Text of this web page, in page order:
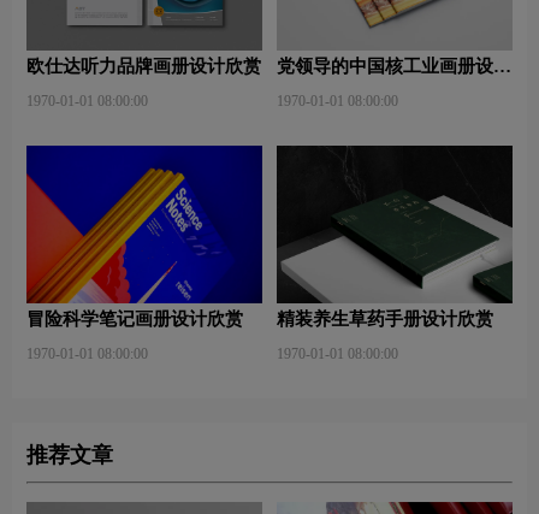
欧仕达听力品牌画册设计欣赏
1970-01-01 08:00:00
党领导的中国核工业画册设计
1970-01-01 08:00:00
冒险科学笔记画册设计欣赏
1970-01-01 08:00:00
精装养生草药手册设计欣赏
1970-01-01 08:00:00
推荐文章